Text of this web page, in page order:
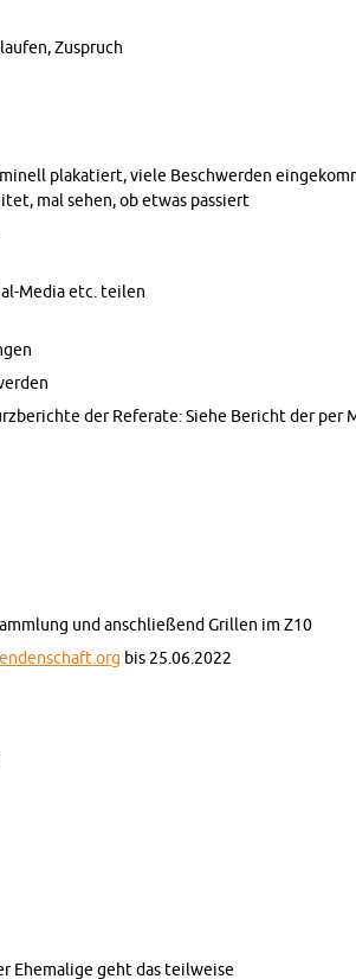
Zu­spruch
pla­ka­tiert, viele Be­schwer­den
mal sehen, ob etwas pas­siert
Me­dia etc. tei­len
der Re­fe­ra­te: Siehe Be­richt der per
und an­schlie­ßend Gril­len im Z10
bis 25.06.2022
Ehe­ma­li­ge geht das teil­wei­se